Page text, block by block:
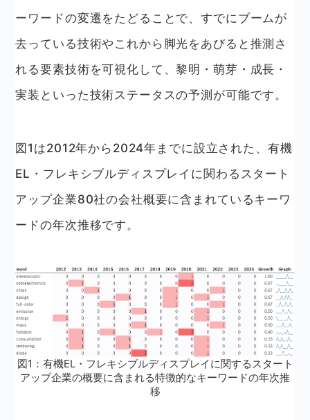
ーワードの変遷をたどることで、すでにブームが
去っている技術やこれから脚光をあびると推測さ
れる要素技術を可視化して、黎明・萌芽・成長・
実装といった技術ステータスの予測が可能です。
図1は2012年から2024年までに設立された、有機
EL・フレキシブルディスプレイに関わるスタート
アップ企業80社の会社概要に含まれているキーワ
ードの年次推移です。
図1：有機EL・フレキシブルディスプレイに関するスタート
アップ企業の概要に含まれる特徴的なキーワードの年次推
移